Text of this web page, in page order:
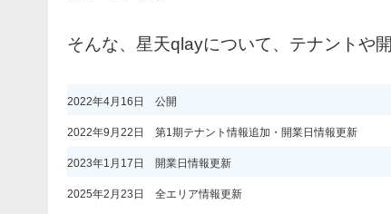
そんな、星天qlayについて、テナントや
2022年4月16日 公開
2022年9月22日 第1期テナント情報追加・開業日情報更新
2023年1月17日 開業日情報更新
2025年2月23日 全エリア情報更新